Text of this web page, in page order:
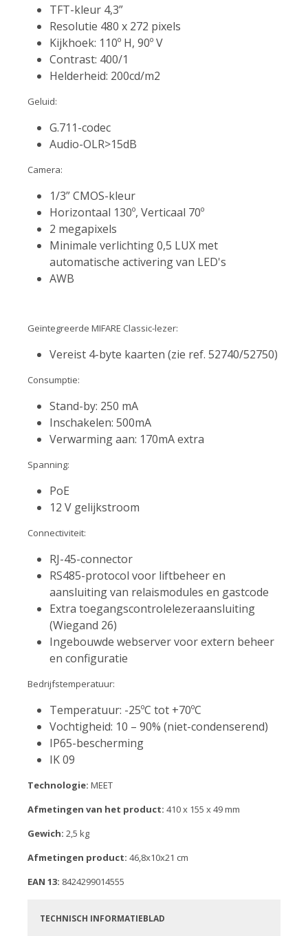
TFT-kleur 4,3”
Resolutie 480 x 272 pixels
Kijkhoek: 110º H, 90º V
Contrast: 400/1
Helderheid: 200cd/m2
Geluid:
G.711-codec
Audio-OLR>15dB
Camera:
1/3” CMOS-kleur
Horizontaal 130º, Verticaal 70º
2 megapixels
Minimale verlichting 0,5 LUX met
automatische activering van LED's
AWB
Geïntegreerde MIFARE Classic-lezer:
Vereist 4-byte kaarten (zie ref. 52740/52750)
Consumptie:
Stand-by: 250 mA
Inschakelen: 500mA
Verwarming aan: 170mA extra
Spanning:
PoE
12 V gelijkstroom
Connectiviteit:
RJ-45-connector
RS485-protocol voor liftbeheer en
aansluiting van relaismodules en gastcode
Extra toegangscontrolelezeraansluiting
(Wiegand 26)
Ingebouwde webserver voor extern beheer
en configuratie
Bedrijfstemperatuur:
Temperatuur: -25ºC tot +70ºC
Vochtigheid: 10 – 90% (niet-condenserend)
IP65-bescherming
IK 09
Technologie: MEET
Afmetingen van het product: 410 x 155 x 49 mm
Gewich: 2,5 kg
Afmetingen product: 46,8x10x21 cm
EAN 13: 8424299014555
TECHNISCH INFORMATIEBLAD